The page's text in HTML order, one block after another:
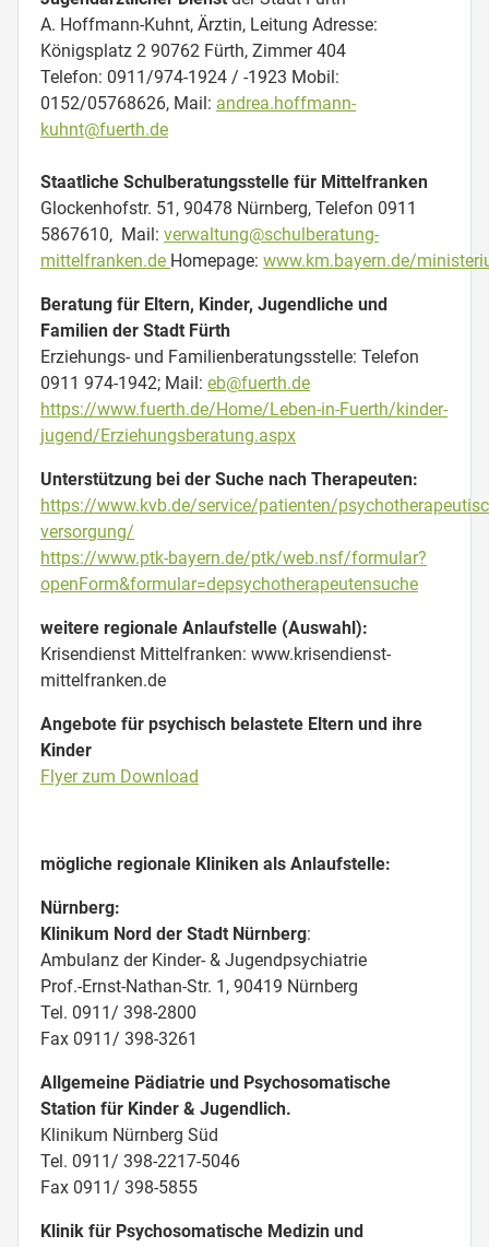
A. Hoffmann-Kuhnt, Ärztin, Leitung Adresse:
Königsplatz 2 90762 Fürth, Zimmer 404
Telefon: 0911/974-1924 / -1923 Mobil:
0152/05768626, Mail: andrea.hoffmann-
kuhnt@fuerth.de
Staatliche Schulberatungsstelle für Mittelfranken
Glockenhofstr. 51, 90478 Nürnberg, Telefon 0911
5867610, Mail: verwaltung@schulberatung-
mittelfranken.de Homepage: www.km.bayern.de/
Beratung für Eltern, Kinder, Jugendliche und
Familien der Stadt Fürth
Erziehungs- und Familienberatungsstelle: Telefon
0911 974-1942; Mail: eb@fuerth.de
https://www.fuerth.de/Home/Leben-in-Fuerth/kinder-
jugend/Erziehungsberatung.aspx
Unterstützung bei der Suche nach Therapeuten:
https://www.kvb.de/service/patienten/
versorgung/
https://www.ptk-bayern.de/ptk/web.nsf/formular?
openForm&formular=depsychotherapeutensuche
weitere regionale Anlaufstelle (Auswahl):
Krisendienst Mittelfranken: www.krisendienst-
mittelfranken.de
Angebote für psychisch belastete Eltern und ihre
Kinder
Flyer zum Download
mögliche regionale Kliniken als Anlaufstelle:
Nürnberg:
Klinikum Nord der Stadt Nürnberg:
Ambulanz der Kinder- & Jugendpsychiatrie
Prof.-Ernst-Nathan-Str. 1, 90419 Nürnberg
Tel. 0911/ 398-2800
Fax 0911/ 398-3261
Allgemeine Pädiatrie und Psychosomatische
Station für Kinder & Jugendlich.
Klinikum Nürnberg Süd
Tel. 0911/ 398-2217-5046
Fax 0911/ 398-5855
Klinik für Psychosomatische Medizin und